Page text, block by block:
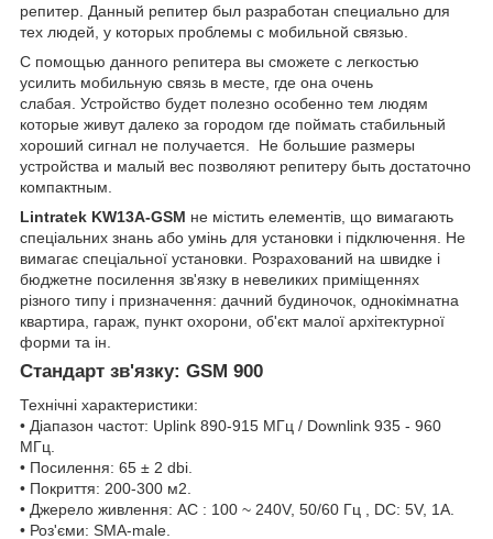
репитер. Данный репитер был разработан специально для
тех людей, у которых проблемы с мобильной связью.
С помощью данного репитера вы сможете с легкостью
усилить мобильную связь в месте, где она очень
слабая. Устройство будет полезно особенно тем людям
которые живут далеко за городом где поймать стабильный
хороший сигнал не получается. Не большие размеры
устройства и малый вес позволяют репитеру быть достаточно
компактным.
Lintratek KW13A-GSM не містить елементів, що вимагають
спеціальних знань або умінь для установки і підключення. Не
вимагає спеціальної установки. Розрахований на швидке і
бюджетне посилення зв'язку в невеликих приміщеннях
різного типу і призначення: дачний будиночок, однокімнатна
квартира, гараж, пункт охорони, об'єкт малої архітектурної
форми та ін.
Стандарт зв'язку: GSM 900
Технічні характеристики:
• Діапазон частот: Uplink 890-915 МГц / Downlink 935 - 960
МГц.
• Посилення: 65 ± 2 dbi.
• Покриття: 200-300 м2.
• Джерело живлення: AC : 100 ~ 240V, 50/60 Гц , DC: 5V, 1А.
• Роз'єми: SMA-male.